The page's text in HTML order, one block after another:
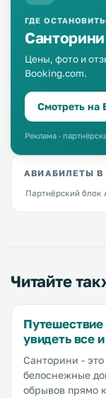
ГДЕ
Цены, фото и
Booking.com.
Смотреть на
Реклама ·
АВИАБИЛЕТЫ
Партнёрский блок
Читайте
Путешествие
увидеть все
Санторини -
белоснежные
обрывов прямо